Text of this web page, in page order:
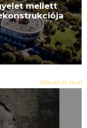
mellett
2020-02-01 08:00